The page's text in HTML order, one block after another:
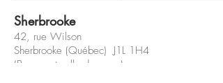
Sherbrooke
42, rue Wilson
Sherbrooke (Québec) J1L 1H4
(Bureau et salle de cours)